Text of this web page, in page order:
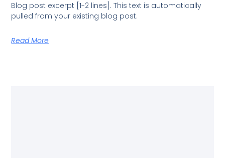
Blog post excerpt [1-2 lines]. This text is automatically
pulled from your existing blog post.
Read More